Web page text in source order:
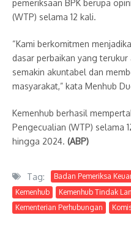
pemeriksaan BPK berupa
(WTP) selama 12 kali.
“Kami berkomitmen
dasar perbaikan yang
semakin akuntabel dan
masyarakat,” kata Menhub
Kemenhub berhasil
Pengecualian (WTP) selama
hingga 2024. (ABP)
Tag: Badan Pemeriksa
Kemenhub
Kemenhub Tindak
Kementerian Perhubungan